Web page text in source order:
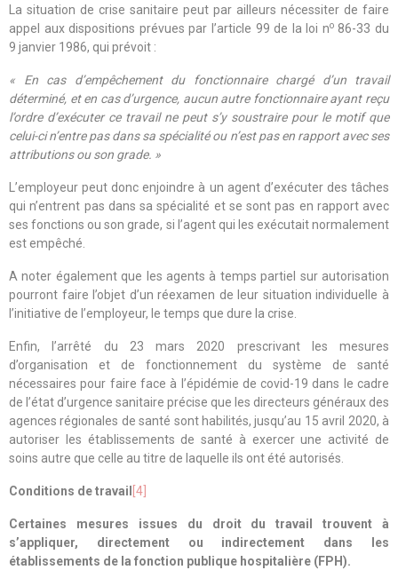
La situation de crise sanitaire peut par ailleurs nécessiter de faire
appel aux dispositions prévues par l’article 99 de la loi no 86-33 du
9 janvier 1986, qui prévoit :
« En cas d’empêchement du fonctionnaire chargé d’un travail
déterminé, et en cas d’urgence, aucun autre fonctionnaire ayant reçu
l’ordre d’exécuter ce travail ne peut s’y soustraire pour le motif que
celui-ci n’entre pas dans sa spécialité ou n’est pas en rapport avec ses
attributions ou son grade. »
L’employeur peut donc enjoindre à un agent d’exécuter des tâches
qui n’entrent pas dans sa spécialité et se sont pas en rapport avec
ses fonctions ou son grade, si l’agent qui les exécutait normalement
est empêché.
A noter également que les agents à temps partiel sur autorisation
pourront faire l’objet d’un réexamen de leur situation individuelle à
l’initiative de l’employeur, le temps que dure la crise.
Enfin, l’arrêté du 23 mars 2020 prescrivant les mesures
d’organisation et de fonctionnement du système de santé
nécessaires pour faire face à l’épidémie de covid-19 dans le cadre
de l’état d’urgence sanitaire précise que les directeurs généraux des
agences régionales de santé sont habilités, jusqu’au 15 avril 2020, à
autoriser les établissements de santé à exercer une activité de
soins autre que celle au titre de laquelle ils ont été autorisés.
Conditions de travail [4]
Certaines mesures issues du droit du travail trouvent à
s’appliquer, directement ou indirectement dans les
établissements de la fonction publique hospitalière (FPH).